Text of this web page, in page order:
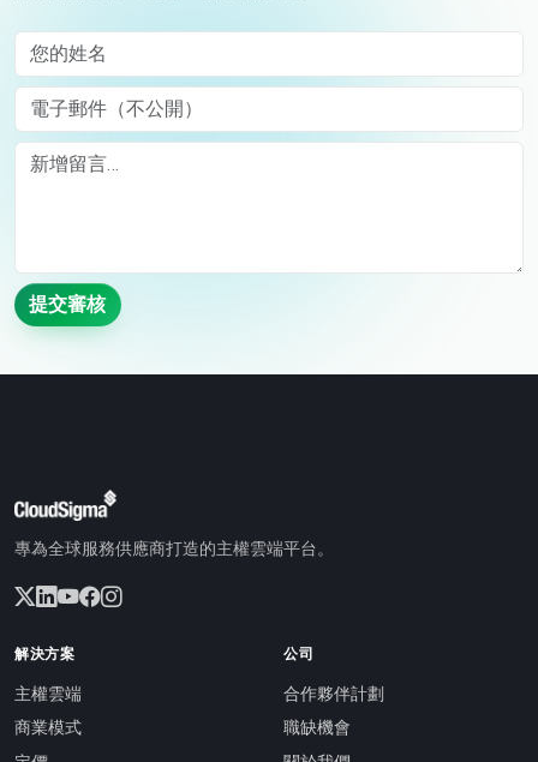
您的姓名
電子郵件（不公開）
Comment
提交審核
專為全球服務供應商打造的主權雲端平台。
解決方案
主權雲端
商業模式
公司
合作夥伴計劃
職缺機會